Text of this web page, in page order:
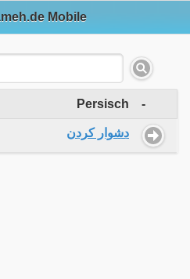
Mobile
Persisch -
دشوار کردن